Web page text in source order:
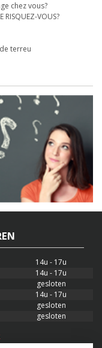
chez vous?
RISQUEZ-VOUS?
terreu
14u - 17u
14u - 17u
gesloten
14u - 17u
gesloten
gesloten